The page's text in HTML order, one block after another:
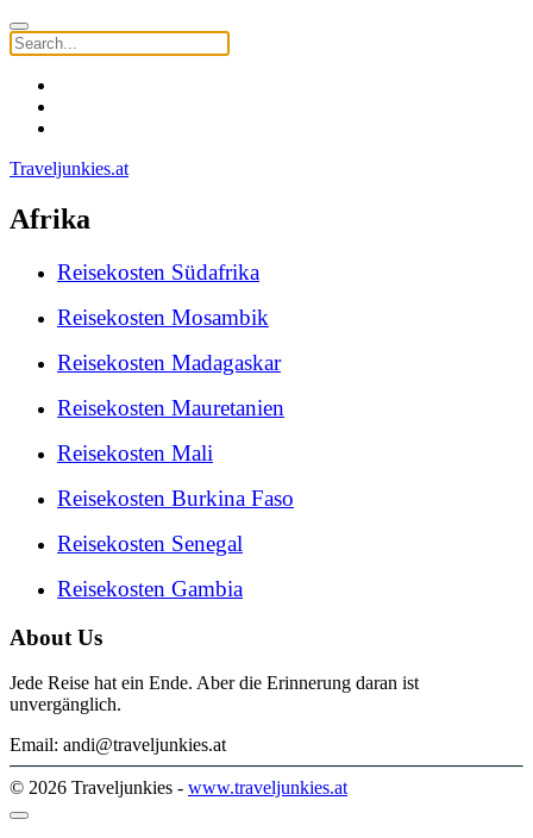
Traveljunkies.at
Afrika
Reisekosten Südafrika
Reisekosten Mosambik
Reisekosten Madagaskar
Reisekosten Mauretanien
Reisekosten Mali
Reisekosten Burkina Faso
Reisekosten Senegal
Reisekosten Gambia
About Us
Jede Reise hat ein Ende. Aber die Erinnerung daran ist
unvergänglich.
Email: andi@traveljunkies.at
© 2026 Traveljunkies - www.traveljunkies.at